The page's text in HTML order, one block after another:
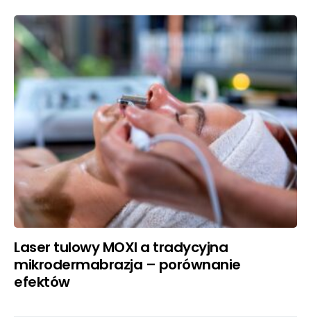
Laser tulowy MOXI a tradycyjna
mikrodermabrazja – porównanie
efektów